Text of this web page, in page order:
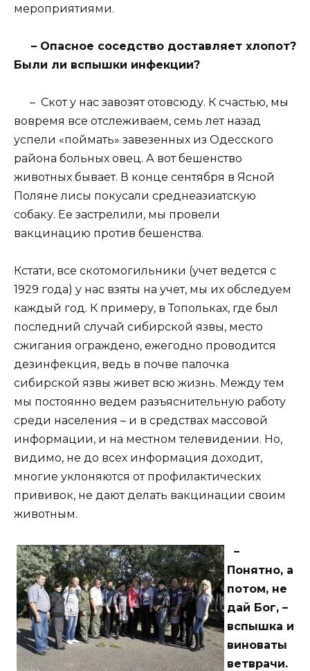
мероприятиями.
– Опасное соседство доставляет хлопот?
Были ли вспышки инфекции?
– Скот у нас завозят отовсюду. К счастью, мы
вовремя все отслеживаем, семь лет назад
успели «поймать» завезенных из Одесского
района больных овец. А вот бешенство
животных бывает. В конце сентября в Ясной
Поляне лисы покусали среднеазиатскую
собаку. Ее застрелили, мы провели
вакцинацию против бешенства.
Кстати, все скотомогильники (учет ведется с
1929 года) у нас взяты на учет, мы их обследуем
каждый год. К примеру, в Топольках, где был
последний случай сибирской язвы, место
сжигания ограждено, ежегодно проводится
дезинфекция, ведь в почве палочка
сибирской язвы живет всю жизнь. Между тем
мы постоянно ведем разъяснительную работу
среди населения – и в средствах массовой
информации, и на местном телевидении. Но,
видимо, не до всех информация доходит,
многие уклоняются от профилактических
прививок, не дают делать вакцинации своим
животным.
–
Понятно, а
потом, не
дай Бог, –
вспышка и
виноваты
ветврачи.